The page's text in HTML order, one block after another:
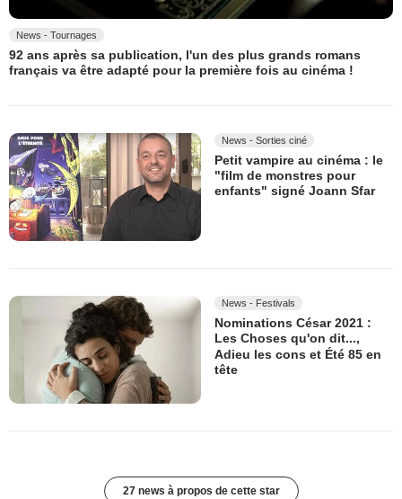
News - Tournages
92 ans après sa publication, l'un des plus grands romans
français va être adapté pour la première fois au cinéma !
News - Sorties ciné
Petit vampire au cinéma : le
"film de monstres pour
enfants" signé Joann Sfar
News - Festivals
Nominations César 2021 :
Les Choses qu'on dit...,
Adieu les cons et Été 85 en
tête
27 news à propos de cette star